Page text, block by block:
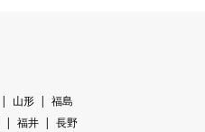
山形
福島
福井
長野